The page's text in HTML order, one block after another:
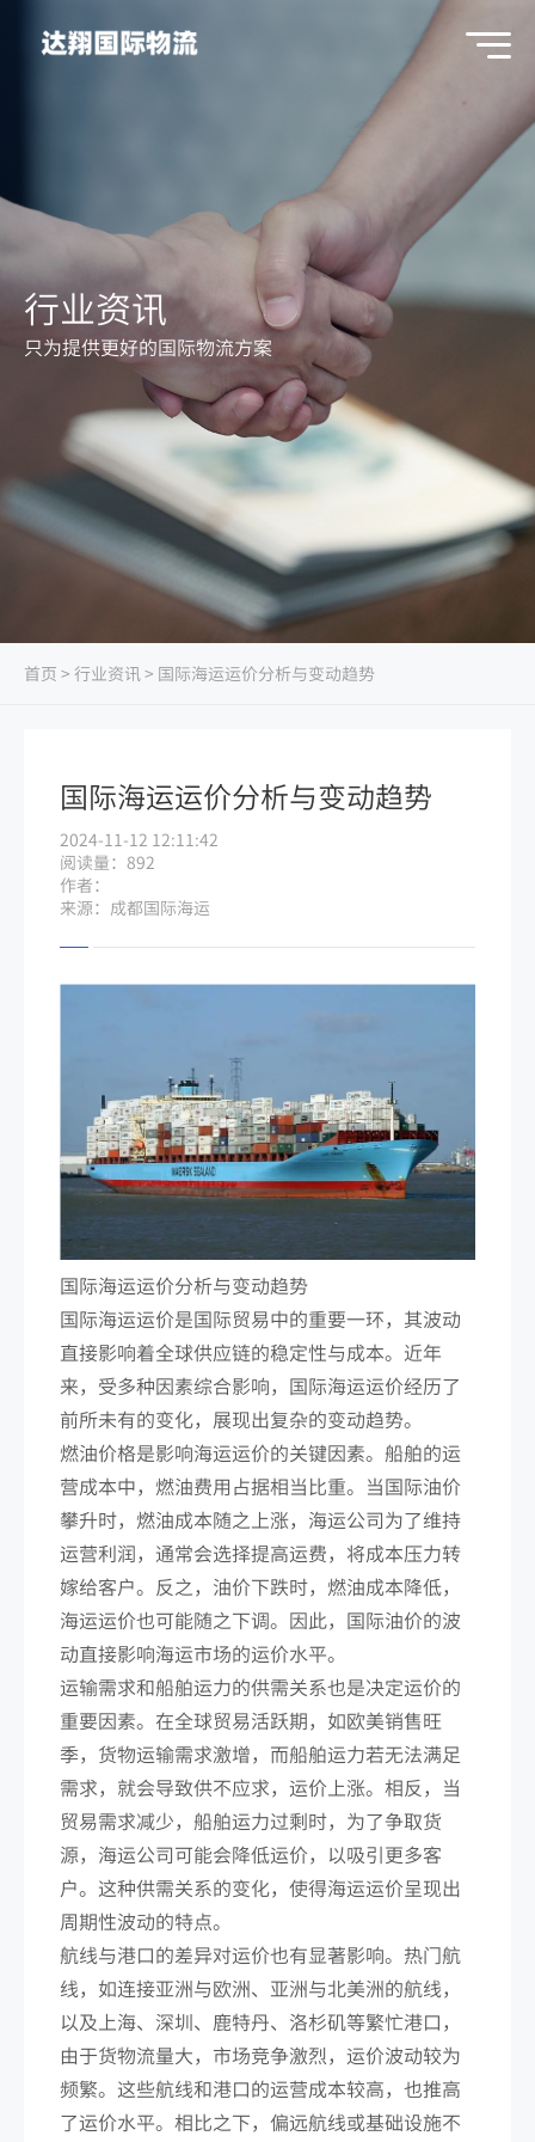
行业资讯
只为提供更好的国际物流方案
首页 > 行业资讯> 国际海运运价分析与变动趋势
国际海运运价分析与变动趋势
2024-11-12 12:11:42
阅读量：892
作者：
来源：成都国际海运
国际海运运价分析与变动趋势
国际海运运价是国际贸易中的重要一环，其波动
直接影响着全球供应链的稳定性与成本。近年
来，受多种因素综合影响，国际海运运价经历了
前所未有的变化，展现出复杂的变动趋势。
燃油价格是影响海运运价的关键因素。船舶的运
营成本中，燃油费用占据相当比重。当国际油价
攀升时，燃油成本随之上涨，海运公司为了维持
运营利润，通常会选择提高运费，将成本压力转
嫁给客户。反之，油价下跌时，燃油成本降低，
海运运价也可能随之下调。因此，国际油价的波
动直接影响海运市场的运价水平。
运输需求和船舶运力的供需关系也是决定运价的
重要因素。在全球贸易活跃期，如欧美销售旺
季，货物运输需求激增，而船舶运力若无法满足
需求，就会导致供不应求，运价上涨。相反，当
贸易需求减少，船舶运力过剩时，为了争取货
源，海运公司可能会降低运价，以吸引更多客
户。这种供需关系的变化，使得海运运价呈现出
周期性波动的特点。
航线与港口的差异对运价也有显著影响。热门航
线，如连接亚洲与欧洲、亚洲与北美洲的航线，
以及上海、深圳、鹿特丹、洛杉矶等繁忙港口，
由于货物流量大，市场竞争激烈，运价波动较为
频繁。这些航线和港口的运营成本较高，也推高
了运价水平。相比之下，偏远航线或基础设施不